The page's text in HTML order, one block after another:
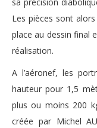
Les pièces sont
place au dessin final
réalisation.
A l’aéronef, les
hauteur pour 1,5
plus ou moins 200
créée par Michel